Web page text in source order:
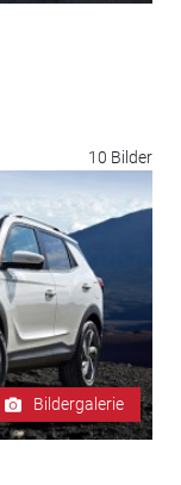
10 Bilder
Bildergalerie